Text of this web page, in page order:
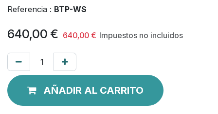
Referencia : BTP-WS
640,00 € 640,00€ Impuestos no incluidos
AÑADIR AL CARRITO